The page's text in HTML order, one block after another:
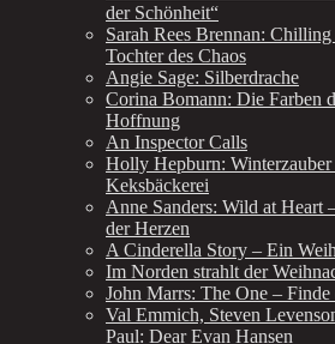
der Schönheit“
Sarah Rees Brennan:
Tochter des Chaos
Angie Sage: Silberdrache
Corina Bomann: Die Farben
Hoffnung
An Inspector Calls
Holly Hepburn:
Keksbäckerei
Anne Sanders: Wild at Heart
der Herzen
A Cinderella Story – Ein
Im Norden strahlt der
John Marrs: The One –
Val Emmich, Steven
Paul: Dear Evan Hansen